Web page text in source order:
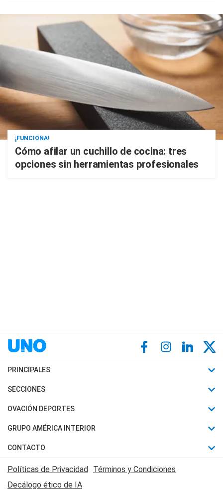
¡FUNCIONA!
Cómo afilar un cuchillo de cocina: tres
opciones sin herramientas profesionales
PRINCIPALES
Últimas Noticias
Política
Judiciales
Economia
SECCIONES
Horóscopo
Motores
Trucos caseros
Series y Películas
Edictos y Solicitadas
OVACIÓN DEPORTES
Fútbol
Mundial
Automovilismo
Rugby
GRUPO AMÉRICA INTERIOR
Canal 7 en Vivo
CONTACTO
Acerca de Nosotros
Contactanos
Políticas de Privacidad Términos y Condiciones
Decálogo ético de IA